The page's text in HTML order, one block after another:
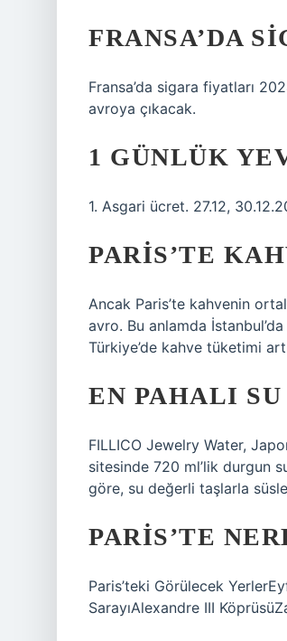
FRANSA’DA
Fransa’da sigara fiyatları
avroya çıkacak.
1 GÜNLÜK
1. Asgari ücret. 27.12,
PARIS’TE
Ancak Paris’te kahvenin
avro. Bu anlamda
Türkiye’de kahve tüketimi
EN PAHALI
FILLICO Jewelry Water,
sitesinde 720 ml’lik durgun
göre, su değerli taşlarla
PARIS’TE
Paris’teki Görülecek
SarayıAlexandre III